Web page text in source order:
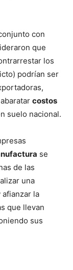
con
que
los
podrían ser
costos
suelo nacional.
se
de las
una
la
que llevan
sus